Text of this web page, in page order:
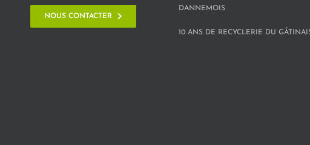
NOUS CONTACTER
DANNEMOIS
10 ANS DE RECYCLERIE DU